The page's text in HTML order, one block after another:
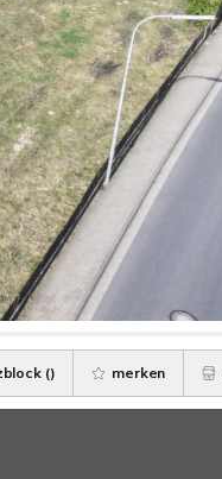
() merken